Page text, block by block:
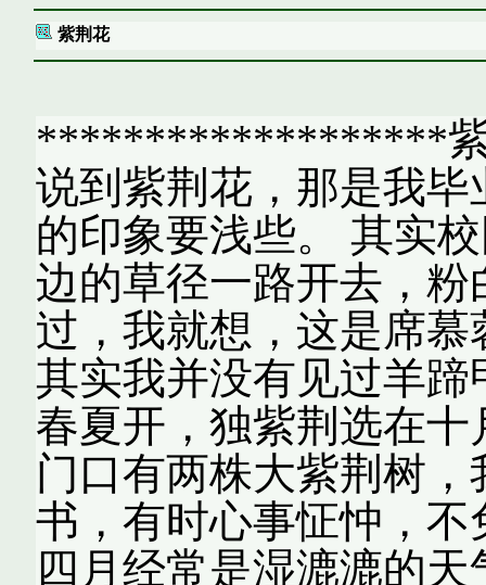
紫荆花
*******************
说到紫荆花，那是我
的印象要浅些。 其实
边的草径一路开去，
过，我就想，这是席
其实我并没有见过羊
春夏开，独紫荆选在
门口有两株大紫荆树
书，有时心事怔忡，
四月经常是湿漉漉的